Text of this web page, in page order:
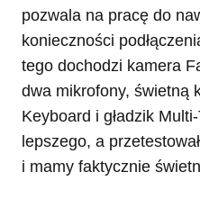
pozwala na pracę do
konieczności
tego dochodzi kamera
dwa mikrofony, świetną
Keyboard i gładzik
lepszego, a
i mamy faktycznie